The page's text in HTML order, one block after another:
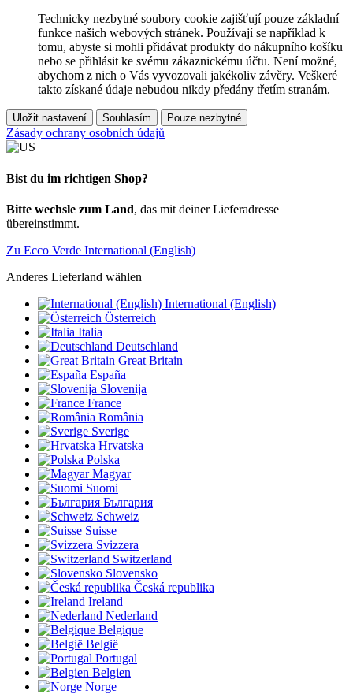
Technicky nezbytné soubory cookie zajišťují pouze základní
funkce našich webových stránek. Používají se například k
tomu, abyste si mohli přidávat produkty do nákupního košíku
nebo se přihlásit ke svému zákaznickému účtu. Není možné,
abychom z nich o Vás vyvozovali jakékoliv závěry. Veškeré
takto získané údaje nebudou nikdy předány třetím stranám.
Uložit nastavení Souhlasím Pouze nezbytné
Zásady ochrany osobních údajů
Bist du im richtigen Shop?
Bitte wechsle zum Land, das mit deiner Lieferadresse
übereinstimmt.
Zu Ecco Verde International (English)
Anderes Lieferland wählen
International (English)
Österreich
Italia
Deutschland
Great Britain
España
Slovenija
France
România
Sverige
Hrvatska
Polska
Magyar
Suomi
България
Schweiz
Suisse
Svizzera
Switzerland
Slovensko
Česká republika
Ireland
Nederland
Belgique
België
Portugal
Belgien
Norge